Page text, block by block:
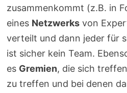
zusammenkommt (z.B. in
eines Netzwerks von
verteilt und dann jeder für
ist sicher kein Team.
es Gremien, die sich
zu treffen und bei denen